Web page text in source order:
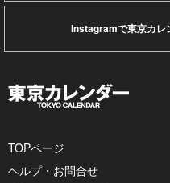
Instagramで東京カレ
TOPページ
ヘルプ・お問合せ